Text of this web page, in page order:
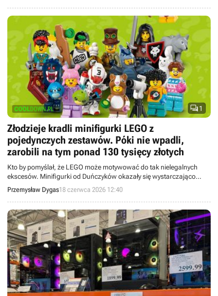
1
Złodzieje kradli minifigurki LEGO z
pojedynczych zestawów. Póki nie wpadli,
zarobili na tym ponad 130 tysięcy złotych
Kto by pomyślał, że LEGO może motywować do tak nielegalnych
ekscesów. Minifigurki od Duńczyków okazały się wystarczająco
kuszące dla nietypowych złodziei.
Przemysław Dygas18 czerwca 2026 12:40